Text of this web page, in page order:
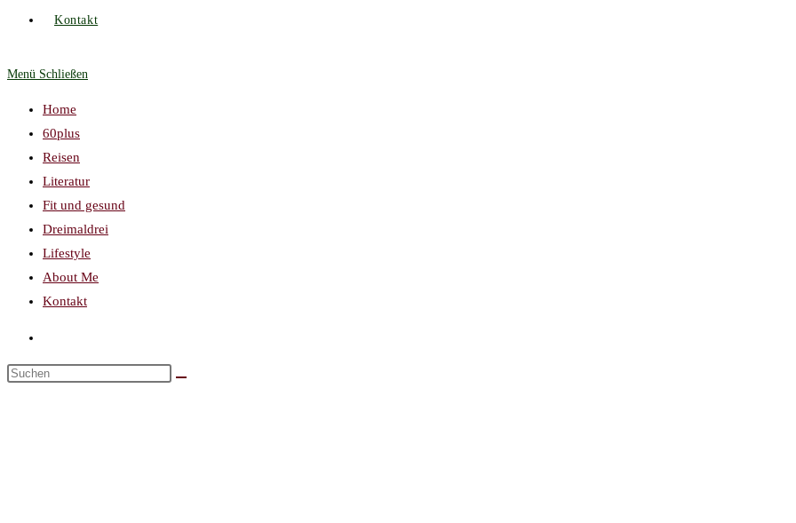
Kontakt
Menü Schließen
Home
60plus
Reisen
Literatur
Fit und gesund
Dreimaldrei
Lifestyle
About Me
Kontakt